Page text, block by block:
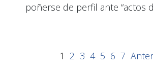
poñerse de perfil ante “actos
1 2 3 4 5 6 7